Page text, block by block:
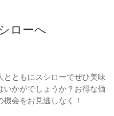
ローへ
ともにスシローでぜひ美味
いかがでしょうか？お得な価
会をお見逃しなく！